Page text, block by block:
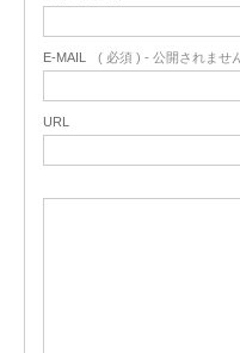
E-MAIL ( 必須 ) - 公開されませ
URL